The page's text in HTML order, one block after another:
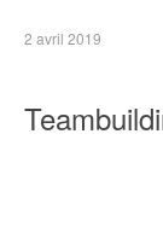
2 avril 2019